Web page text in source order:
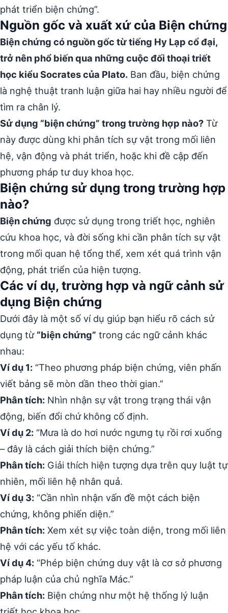
phát triển biện chứng”.
Nguồn gốc và xuất xứ của Biện chứng
Biện chứng có nguồn gốc từ tiếng Hy Lạp cổ đại,
trở nên phổ biến qua những cuộc đối thoại triết
học kiểu Socrates của Plato. Ban đầu, biện chứng
là nghệ thuật tranh luận giữa hai hay nhiều người để
tìm ra chân lý.
Sử dụng “biện chứng” trong trường hợp nào? Từ
này được dùng khi phân tích sự vật trong mối liên
hệ, vận động và phát triển, hoặc khi đề cập đến
phương pháp tư duy khoa học.
Biện chứng sử dụng trong trường hợp
nào?
Biện chứng được sử dụng trong triết học, nghiên
cứu khoa học, và đời sống khi cần phân tích sự vật
trong mối quan hệ tổng thể, xem xét quá trình vận
động, phát triển của hiện tượng.
Các ví dụ, trường hợp và ngữ cảnh sử
dụng Biện chứng
Dưới đây là một số ví dụ giúp bạn hiểu rõ cách sử
dụng từ “biện chứng” trong các ngữ cảnh khác
nhau:
Ví dụ 1: “Theo phương pháp biện chứng, viên phấn
viết bảng sẽ mòn dần theo thời gian.”
Phân tích: Nhìn nhận sự vật trong trạng thái vận
động, biến đổi chứ không cố định.
Ví dụ 2: “Mưa là do hơi nước ngưng tụ rồi rơi xuống
– đây là cách giải thích biện chứng.”
Phân tích: Giải thích hiện tượng dựa trên quy luật tự
nhiên, mối liên hệ nhân quả.
Ví dụ 3: “Cần nhìn nhận vấn đề một cách biện
chứng, không phiến diện.”
Phân tích: Xem xét sự việc toàn diện, trong mối liên
hệ với các yếu tố khác.
Ví dụ 4: “Phép biện chứng duy vật là cơ sở phương
pháp luận của chủ nghĩa Mác.”
Phân tích: Biện chứng như một hệ thống lý luận